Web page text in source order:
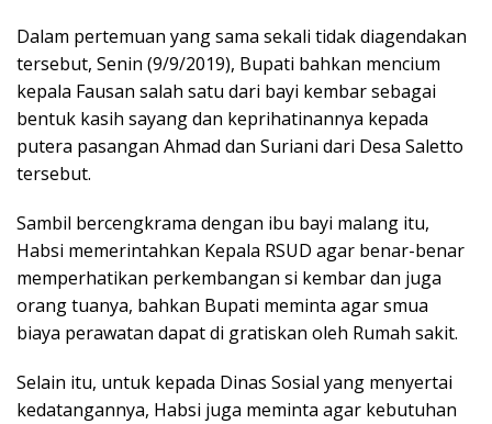
Dalam pertemuan yang sama sekali tidak diagendakan
tersebut, Senin (9/9/2019), Bupati bahkan mencium
kepala Fausan salah satu dari bayi kembar sebagai
bentuk kasih sayang dan keprihatinannya kepada
putera pasangan Ahmad dan Suriani dari Desa Saletto
tersebut.
Sambil bercengkrama dengan ibu bayi malang itu,
Habsi memerintahkan Kepala RSUD agar benar-benar
memperhatikan perkembangan si kembar dan juga
orang tuanya, bahkan Bupati meminta agar smua
biaya perawatan dapat di gratiskan oleh Rumah sakit.
Selain itu, untuk kepada Dinas Sosial yang menyertai
kedatangannya, Habsi juga meminta agar kebutuhan